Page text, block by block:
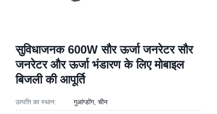
सुविधाजनक 600W सौर ऊर्जा जनरेटर सौर
जनरेटर और ऊर्जा भंडारण के लिए मोबाइल
बिजली की आपूर्ति
उत्पत्ति का स्थान: गुआंग्डोंग, चीन